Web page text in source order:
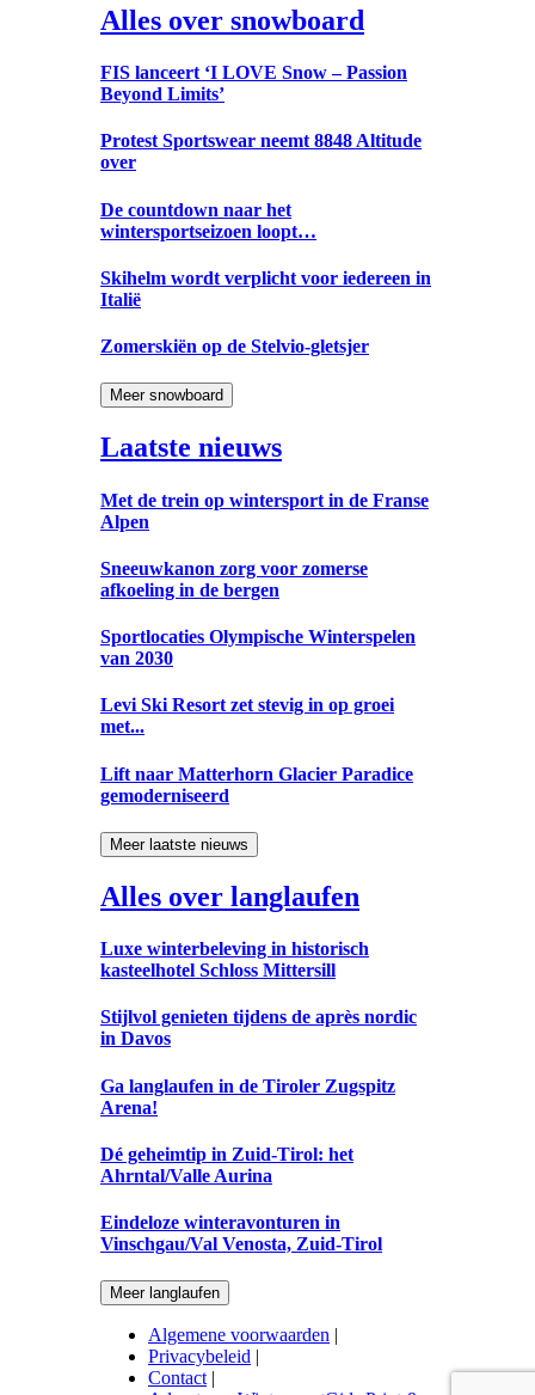
Alles over snowboard
FIS lanceert ‘I LOVE Snow – Passion
Beyond Limits’
Protest Sportswear neemt 8848 Altitude
over
De countdown naar het
wintersportseizoen loopt…
Skihelm wordt verplicht voor iedereen in
Italië
Zomerskiën op de Stelvio-gletsjer
Meer snowboard
Laatste nieuws
Met de trein op wintersport in de Franse
Alpen
Sneeuwkanon zorg voor zomerse
afkoeling in de bergen
Sportlocaties Olympische Winterspelen
van 2030
Levi Ski Resort zet stevig in op groei
met...
Lift naar Matterhorn Glacier Paradice
gemoderniseerd
Meer laatste nieuws
Alles over langlaufen
Luxe winterbeleving in historisch
kasteelhotel Schloss Mittersill
Stijlvol genieten tijdens de après nordic
in Davos
Ga langlaufen in de Tiroler Zugspitz
Arena!
Dé geheimtip in Zuid-Tirol: het
Ahrntal/Valle Aurina
Eindeloze winteravonturen in
Vinschgau/Val Venosta, Zuid-Tirol
Meer langlaufen
Algemene voorwaarden |
Privacybeleid |
Contact |